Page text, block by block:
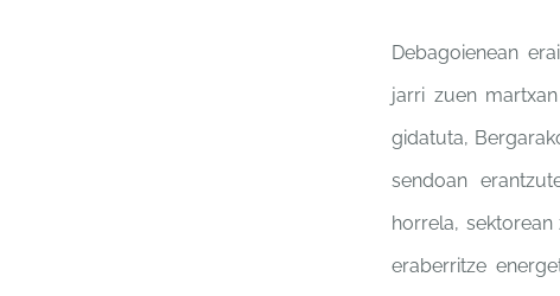
Debagoienean
jarri zuen
gidatuta,
sendoan
horrela, sektorean
eraberritze